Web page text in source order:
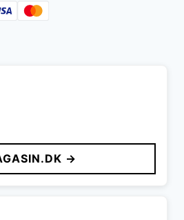
→